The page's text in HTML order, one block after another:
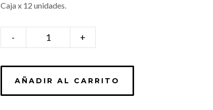
Caja x 12 unidades.
- +
AÑADIR AL CARRITO